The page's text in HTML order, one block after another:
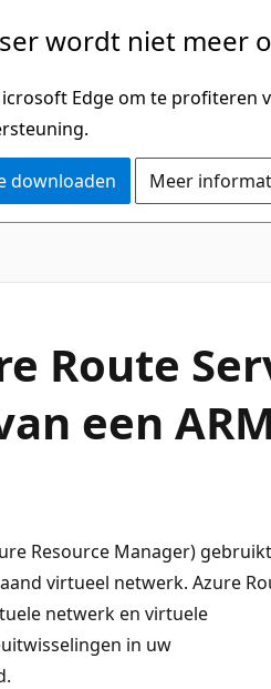
wordt niet meer
Edge om te profiteren
downloaden Meer
Route
een
Resource Manager)
virtueel netwerk. Azure
netwerk en virtuele
in uw